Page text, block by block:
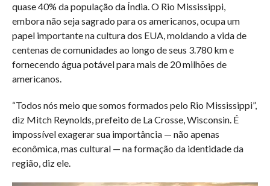
quase 40% da população da Índia. O Rio Mississippi,
embora não seja sagrado para os americanos, ocupa um
papel importante na cultura dos EUA, moldando a vida de
centenas de comunidades ao longo de seus 3.780 km e
fornecendo água potável para mais de 20 milhões de
americanos.
“Todos nós meio que somos formados pelo Rio Mississippi”,
diz Mitch Reynolds, prefeito de La Crosse, Wisconsin. É
impossível exagerar sua importância — não apenas
econômica, mas cultural — na formação da identidade da
região, diz ele.